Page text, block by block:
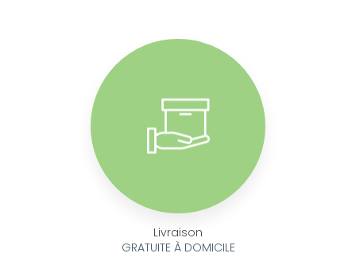
Livraison
GRATUITE À DOMICILE